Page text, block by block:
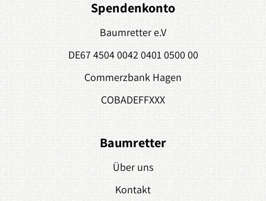
Spendenkonto
Baumretter e.V
DE67 4504 0042 0401 0500 00
Commerzbank Hagen
COBADEFFXXX
Baumretter
Über uns
Kontakt